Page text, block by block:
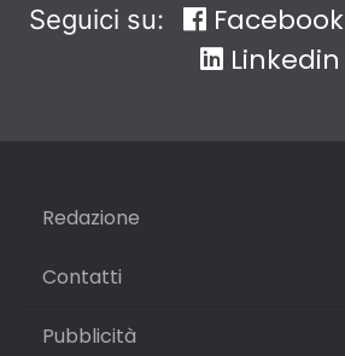
Seguici su: Facebook
Linkedin
Redazione
Contatti
Pubblicità